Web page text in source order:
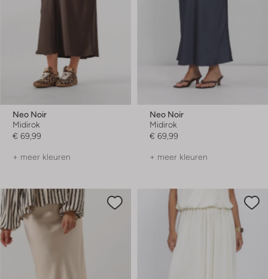
Neo Noir
Midirok
€ 69,99
+ meer kleuren
Neo Noir
Midirok
€ 69,99
+ meer kleuren